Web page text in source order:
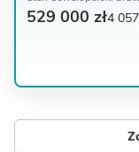
529 000 zł4 057